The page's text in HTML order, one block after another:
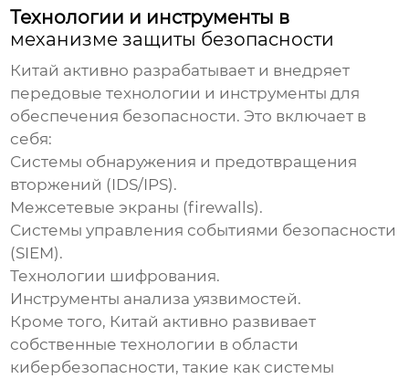
Технологии и инструменты в
механизме защиты безопасности
Китай активно разрабатывает и внедряет
передовые технологии и инструменты для
обеспечения безопасности. Это включает в
себя:
Системы обнаружения и предотвращения
вторжений (IDS/IPS).
Межсетевые экраны (firewalls).
Системы управления событиями безопасности
(SIEM).
Технологии шифрования.
Инструменты анализа уязвимостей.
Кроме того, Китай активно развивает
собственные технологии в области
кибербезопасности, такие как системы